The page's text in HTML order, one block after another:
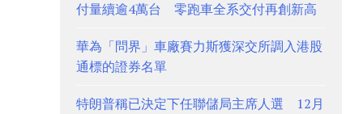
付量續逾4萬台 零跑車全系交付再創新高
華為「問界」車廠賽力斯獲深交所調入港股
通標的證券名單
特朗普稱已決定下任聯儲局主席人選 12月